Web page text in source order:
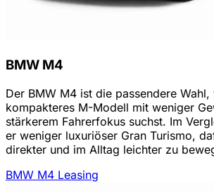
BMW M4
Der BMW M4 ist die passendere
kompakteres M-Modell mit weniger
stärkerem Fahrerfokus suchst. Im
er weniger luxuriöser Gran Turismo,
direkter und im Alltag leichter zu
BMW M4 Leasing